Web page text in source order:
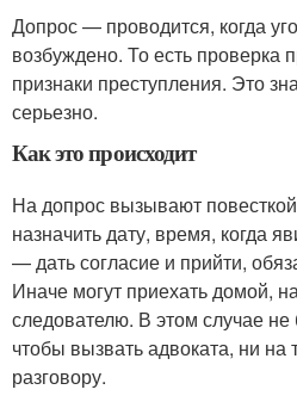
Допрос — проводится, когда
возбуждено. То есть проверка
признаки преступления. Это
серьезно.
Как это происходит
На допрос вызывают
назначить дату, время, когда
— дать согласие и прийти,
Иначе могут приехать домой,
следователю. В этом случае не
чтобы вызвать адвоката, ни на
разговору.